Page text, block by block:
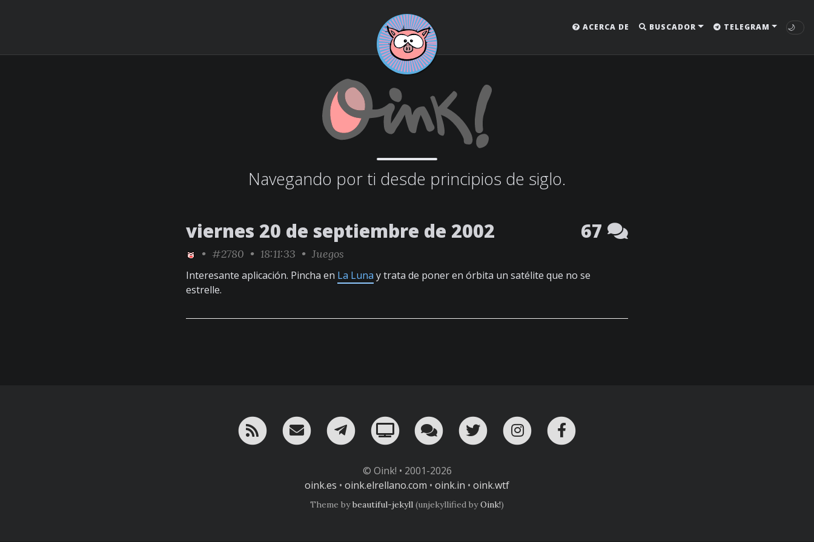
ACERCA DE BUSCADOR TELEGRAM 🌙
Navegando por ti desde principios de siglo.
viernes 20 de septiembre de 2002 67
• #2780 • 18:11:33 • Juegos
Interesante aplicación. Pincha en La Luna y trata de poner en órbita un satélite que no se
estrelle.
RSS ¡Mándame un email!
¡Nuestro canal en Telegram!
Oink! TV Charla con nosotros en Telegram
Twitter Instagram
© Oink! • 2001-2026
oink.es • oink.elrellano.com • oink.in • oink.wtf
Theme bybeautiful-jekyll (unjekyllified byOink!)